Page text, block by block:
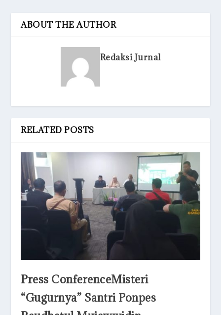
ABOUT THE AUTHOR
Redaksi Jurnal
RELATED POSTS
Press ConferenceMisteri
“Gugurnya” Santri Ponpes